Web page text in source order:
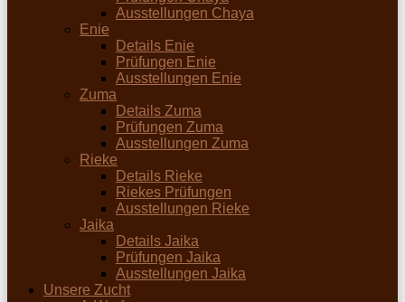
Ausstellungen Chaya
Enie
Details Enie
Prüfungen Enie
Ausstellungen Enie
Zuma
Details Zuma
Prüfungen Zuma
Ausstellungen Zuma
Rieke
Details Rieke
Riekes Prüfungen
Ausstellungen Rieke
Jaika
Details Jaika
Prüfungen Jaika
Ausstellungen Jaika
Unsere Zucht